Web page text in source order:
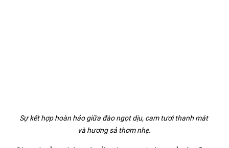
Sự kết hợp hoàn hảo giữa đào ngọt dịu, cam tươi thanh mát
và hương sả thơm nhẹ.